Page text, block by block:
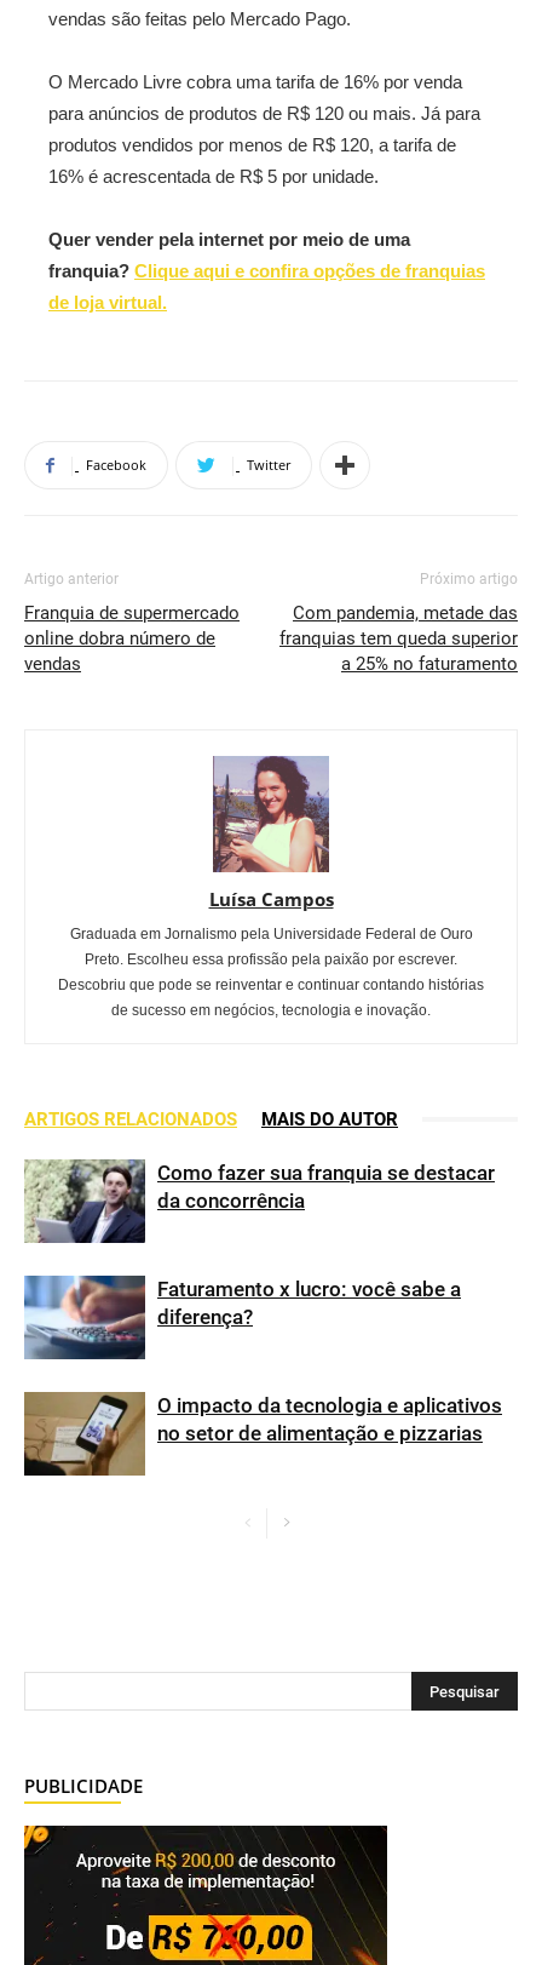
vendas são feitas pelo Mercado Pago.
O Mercado Livre cobra uma tarifa de 16% por venda
para anúncios de produtos de R$ 120 ou mais. Já para
produtos vendidos por menos de R$ 120, a tarifa de
16% é acrescentada de R$ 5 por unidade.
Quer vender pela internet por meio de uma
franquia? Clique aqui e confira opções de franquias
de loja virtual.
Facebook Twitter
Artigo anterior
Franquia de supermercado
online dobra número de
vendas
Próximo artigo
Com pandemia, metade das
franquias tem queda superior
a 25% no faturamento
Luísa Campos
Graduada em Jornalismo pela Universidade Federal de Ouro
Preto. Escolheu essa profissão pela paixão por escrever.
Descobriu que pode se reinventar e continuar contando histórias
de sucesso em negócios, tecnologia e inovação.
ARTIGOS RELACIONADOS MAIS DO AUTOR
Como fazer sua franquia se destacar
da concorrência
Faturamento x lucro: você sabe a
diferença?
O impacto da tecnologia e aplicativos
no setor de alimentação e pizzarias
PUBLICIDADE